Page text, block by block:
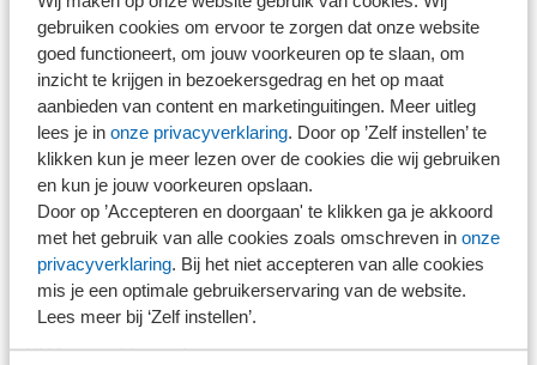
gebruiken cookies om ervoor te zorgen dat onze website
goed functioneert, om jouw voorkeuren op te slaan, om
inzicht te krijgen in bezoekersgedrag en het op maat
aanbieden van content en marketinguitingen. Meer uitleg
lees je in onze privacyverklaring. Door op ’Zelf instellen’ te
klikken kun je meer lezen over de cookies die wij gebruiken
en kun je jouw voorkeuren opslaan.
Door op ’Accepteren en doorgaan' te klikken ga je akkoord
met het gebruik van alle cookies zoals omschreven in onze
privacyverklaring. Bij het niet accepteren van alle cookies
mis je een optimale gebruikerservaring van de website.
Lees meer bij ‘Zelf instellen’.
Stel je vaktechnische vraag
Branche in Zicht
Dossiers
Kantoorvinder
Nieuwsbank
Handige links
Veilig bestanden delen
SRA-gecertificeerd